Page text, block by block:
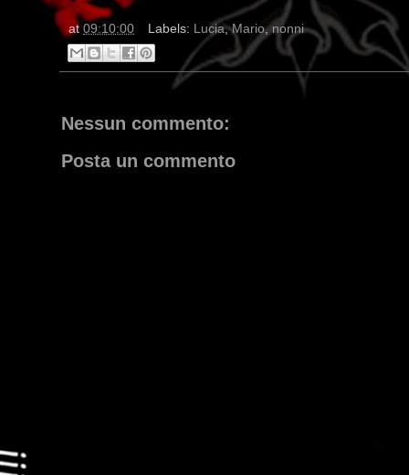
at 09:10:00 Labels: Lucia,Mario, nonni
Nessun commento:
Posta un commento